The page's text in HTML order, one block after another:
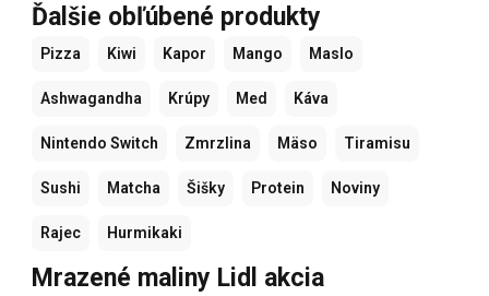
Ďalšie obľúbené produkty
Pizza Kiwi Kapor Mango Maslo
Ashwagandha Krúpy Med Káva
Nintendo Switch Zmrzlina Mäso Tiramisu
Sushi Matcha Šišky Protein Noviny
Rajec Hurmikaki
Mrazené maliny Lidl akcia